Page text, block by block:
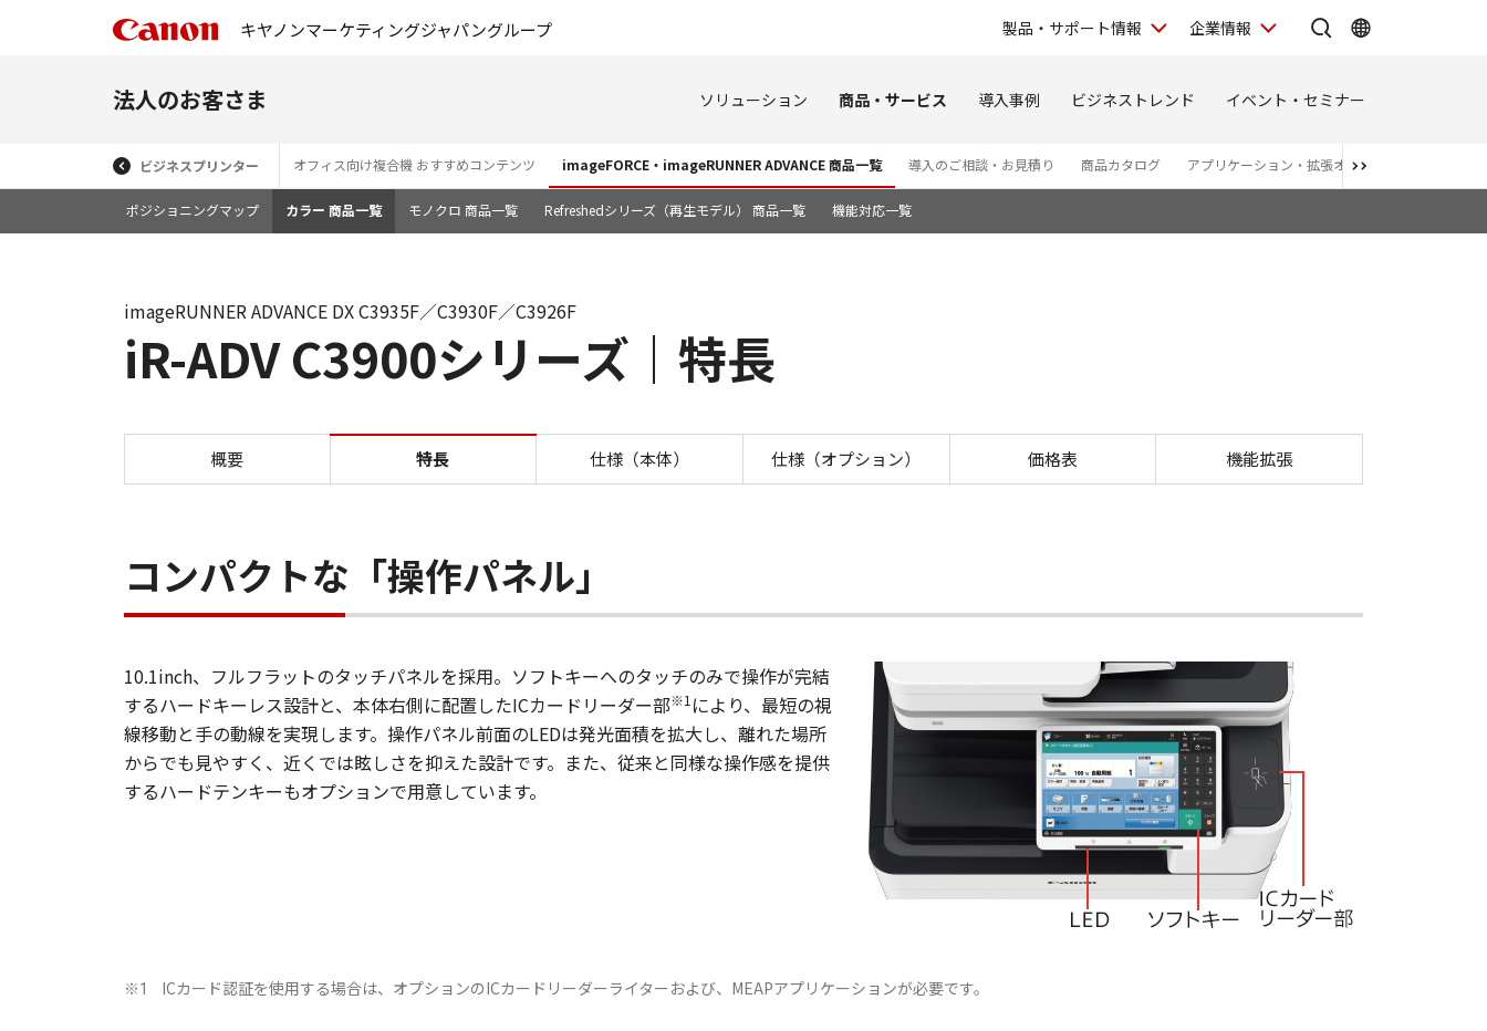
キヤノンマーケティングジャパングループ 製品・サポート情報 企業情報
法人のお客さま ソリューション 商品・サービス 導入事例 ビジネストレンド イベント・セミナー
ビジネスプリンター オフィス向け複合機 おすすめコンテンツ imageFORCE・imageRUNNER ADVANCE 商品一覧 導入のご相談・お見積り 商品カタログ アプリケーション・拡張オプション
ポジショニングマップ カラー 商品一覧 モノクロ 商品一覧 Refreshedシリーズ（再生モデル） 商品一覧 機能対応一覧
iR-ADV C3900シリーズ｜特長
imageRUNNER ADVANCE DX C3935F／C3930F／C3926F
iR-ADV C3900シリーズ 特長
概要 特長 仕様（本体） 仕様（オプション） 価格表 機能拡張
コンパクトな「操作パネル」
10.1inch、フルフラットのタッチパネルを採用。ソフトキーへのタッチのみで操作が完結
するハードキーレス設計と、本体右側に配置したICカードリーダー部※1 により、最短の視
線移動と手の動線を実現します。操作パネル前面のLEDは発光面積を拡大し、離れた場所
からでも見やすく、近くでは眩しさを抑えた設計です。また、従来と同様な操作感を提供
するハードテンキーもオプションで用意しています。
※1 ICカード認証を使用する場合は、オプションのICカードリーダーライターおよび、MEAPアプリケーションが必要です。